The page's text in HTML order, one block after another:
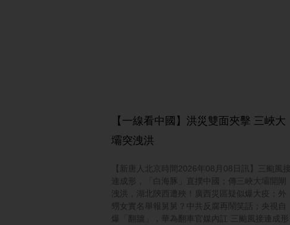
【一線看中國】洪災雙面夾擊 三峽大
壩突洩洪
【新唐人北京時間2026年08月08日訊】三颱風接
連成形，「白海豚」直撲中國；傳三峽大壩開閘
洩洪，湖北陝西遭殃！廣西災區疑似爆大疫；外
甥女實名舉報舅舅？中共反腐再鬧笑話；央視自
爆「翻牆」，華為翻車官媒內訌 三颱風接連成形